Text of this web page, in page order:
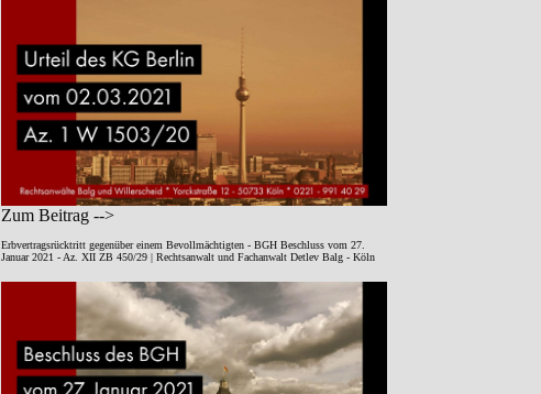
Zum Beitrag -->
Erbvertragsrücktritt gegenüber einem Bevollmächtigten - BGH Beschluss vom 27.
Januar 2021 - Az. XII ZB 450/29 | Rechtsanwalt und Fachanwalt Detlev Balg - Köln